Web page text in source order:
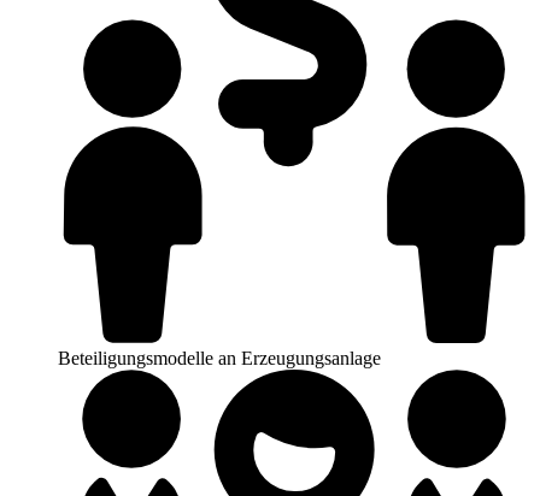
Beteiligungsmodelle an Erzeugungsanlage